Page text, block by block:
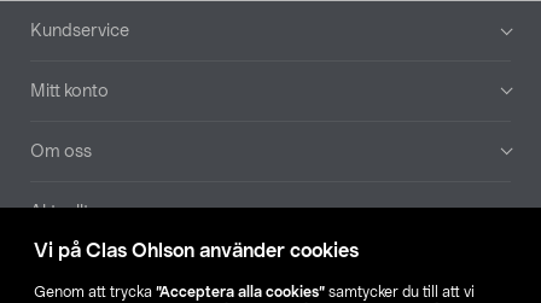
Vi på Clas Ohlson använder cookies
Genom att trycka ”Acceptera alla cookies” samtycker du till att vi
Sidfot
Kundservice
Mitt konto
Om oss
Aktuellt